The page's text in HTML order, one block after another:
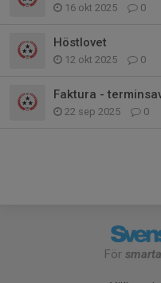
16 okt 2025 0
Höstlovet
12 okt 2025 0
Faktura -
22 sep 2025 0
För smarta